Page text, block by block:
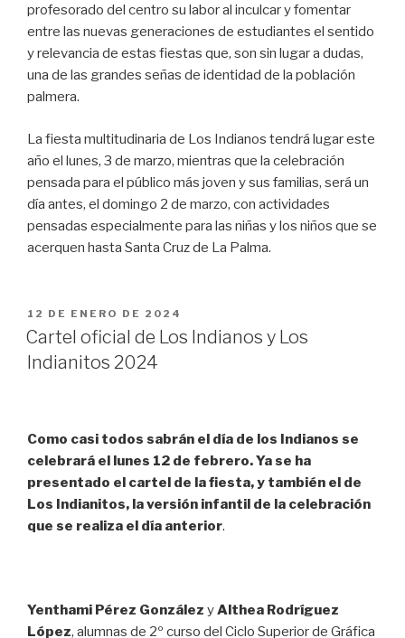
profesorado del centro su labor al inculcar y fomentar
entre las nuevas generaciones de estudiantes el sentido
y relevancia de estas fiestas que, son sin lugar a dudas,
una de las grandes señas de identidad de la población
palmera.
La fiesta multitudinaria de Los Indianos tendrá lugar este
año el lunes, 3 de marzo, mientras que la celebración
pensada para el público más joven y sus familias, será un
día antes, el domingo 2 de marzo, con actividades
pensadas especialmente para las niñas y los niños que se
acerquen hasta Santa Cruz de La Palma.
PUBLICADO
EL
12 DE ENERO DE 2024
Cartel oficial de Los Indianos y Los
Indianitos 2024
Como casi todos sabrán el día de los Indianos se
celebrará el lunes 12 de febrero. Ya se ha
presentado el cartel de la fiesta, y también el de
Los Indianitos, la versión infantil de la celebración
que se realiza el día anterior.
Yenthami Pérez González yAlthea Rodríguez
López, alumnas de 2º curso del Ciclo Superior de Gráfica